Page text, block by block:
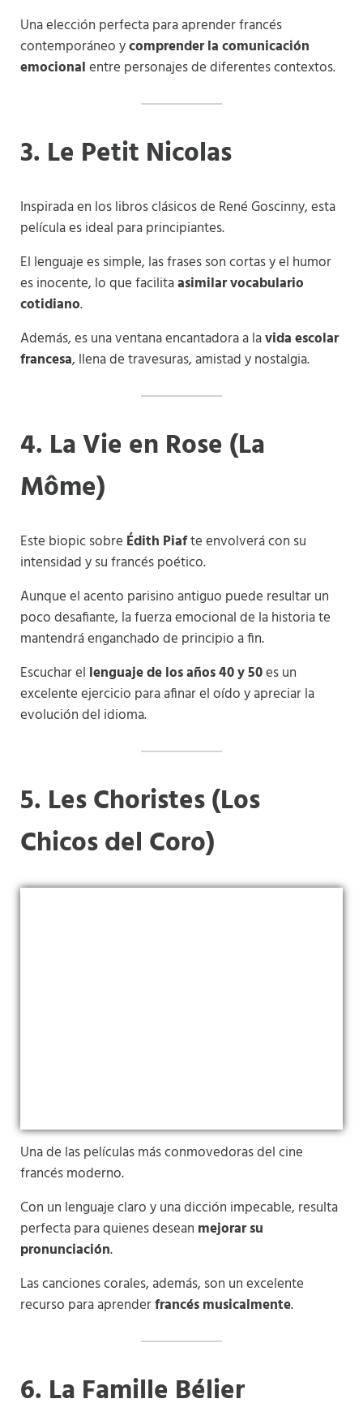
Una elección perfecta para aprender francés
contemporáneo ycomprender la comunicación
emocionalentre personajes de diferentes contextos.
3. Le Petit Nicolas
Inspirada en los libros clásicos de René Goscinny, esta
película es ideal para principiantes.
El lenguaje es simple, las frases son cortas y el humor
es inocente, lo que facilitaasimilar vocabulario
cotidiano.
Además, es una ventana encantadora a lavida escolar
francesa, llena de travesuras, amistad y nostalgia.
4. La Vie en Rose (La
Môme)
Este biopic sobre Édith Piafte envolverá con su
intensidad y su francés poético.
Aunque el acento parisino antiguo puede resultar un
poco desafiante, la fuerza emocional de la historia te
mantendrá enganchado de principio a fin.
Escuchar el lenguaje de los años 40 y 50es un
excelente ejercicio para afinar el oído y apreciar la
evolución del idioma.
5. Les Choristes (Los
Chicos del Coro)
Una de las películas más conmovedoras del cine
francés moderno.
Con un lenguaje claro y una dicción impecable, resulta
perfecta para quienes desean mejorar su
pronunciación.
Las canciones corales, además, son un excelente
recurso para aprenderfrancés musicalmente.
6. La Famille Bélier